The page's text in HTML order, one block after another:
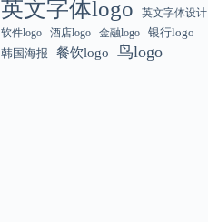
英文字体logo
英文字体设计
软件logo
酒店logo 金融logo
银行logo
韩国海报
餐饮logo 鸟logo